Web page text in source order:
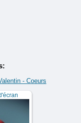
- Coeurs